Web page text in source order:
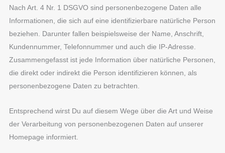
Nach Art. 4 Nr. 1 DSGVO sind personenbezogene Daten alle
Informationen, die sich auf eine identifizierbare natürliche Person
beziehen. Darunter fallen beispielsweise der Name, Anschrift,
Kundennummer, Telefonnummer und auch die IP-Adresse.
Zusammengefasst ist jede Information über natürliche Personen,
die direkt oder indirekt die Person identifizieren können, als
personenbezogene Daten zu betrachten.
Entsprechend wirst Du auf diesem Wege über die Art und Weise
der Verarbeitung von personenbezogenen Daten auf unserer
Homepage informiert.